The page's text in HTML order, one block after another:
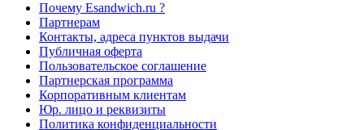
Почему Esandwich.ru ?
Партнерам
Контакты, адреса пунктов выдачи
Публичная оферта
Пользовательское соглашение
Партнерская программа
Корпоративным клиентам
Юр. лицо и реквизиты
Политика конфиденциальности